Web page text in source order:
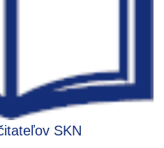
SKN